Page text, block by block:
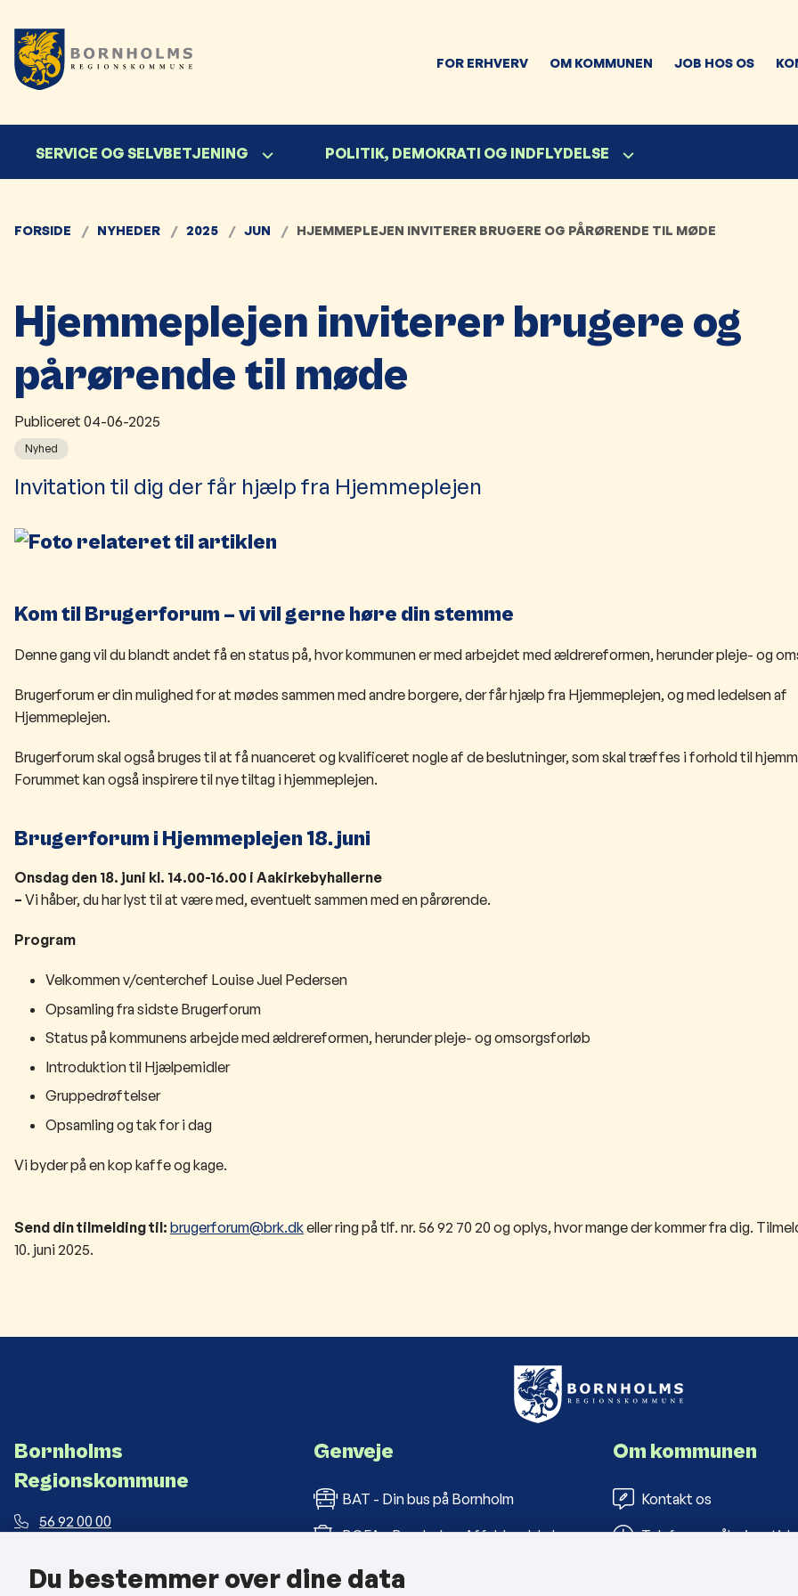
FOR ERHVERV OM KOMMUNEN JOB HOS OS
SERVICE OG SELVBETJENING POLITIK, DEMOKRATI OG INDFLYDELSE
FORSIDE NYHEDER 2025 JUN HJEMMEPLEJEN INVITERER BRUGERE OG PÅRØRENDE TIL MØDE
Hjemmeplejen inviterer brugere og
pårørende til møde
Publiceret 04-06-2025
Nyhed
​​​​​Invitation til dig der får hjælp fra Hjemmeplejen
Kom til Brugerforum – vi vil gerne høre din stemme
Denne gang vil du blandt andet få en status på, hvor kommunen er med arbejdet med ældrereformen, herunder pleje- og
Brugerforum er din mulighed for at mødes sammen med andre borgere, der får hjælp fra Hjemmeplejen, og med ledelsen af
Hjemmeplejen.
​B​rugerforum skal også bruges til at få nuanceret og kvalificeret nogle af de beslutninger, som skal træffes i forhold til
Forummet kan også inspirere til nye tiltag i hjemmeplejen.
Brugerforum i Hjemmeplejen 18. juni
Onsdag den 18. juni kl. 14.00-16.00 i Aakirkebyhallerne
– Vi håber, du har lyst til at være med, eventuelt sammen med en pårørende.
Program
Velkommen v/centerchef Louise Juel Pedersen
Opsamling fra sidste Brugerforum
Status på kommunens arbejde med ældrereformen, herunder pleje- og omsorgsforløb
Introduktion til Hjælpemidler
Gruppedrøftelser
Opsamling og tak for i dag
Vi byder på en kop kaffe og kage.
Send din tilmelding til: brugerforum@brk.dkeller ring på tlf. nr. 56 92 70 20 og oplys, hvor mange der kommer fra dig.
10. juni 2025.
Bornholms
Regionskommune
56 92 00 00
Landemærket 26, 3700 Rønne
Genveje
BAT - Din bus på Bornholm
BOFA - Bornholms Affaldsselskab
Bornholms Folkebiblioteker
Om kommunen
Kontakt os
Telefon- og
Du bestemmer over dine data